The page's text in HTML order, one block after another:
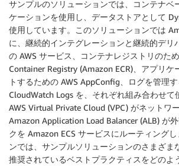
サンプルのソリューションでは、コンテナベ
ケーションを使用し、データストアとして
使用しています。このソリューションでは
に、継続的インテグレーションと継続的デリ
の AWS サービス、コンテナレジストリのた
Container Registry (Amazon ECR)、アプリケ
トするための AWS AppConfig、ログを管理
CloudWatch Logs を、それぞれ組み合わせて
AWS Virtual Private Cloud (VPC) がネットワ
Amazon Application Load Balancer (ALB) が
クを Amazon ECS サービスにルーティング
ンでは、サンプルソリューションのさまざま
推奨されているベストプラクティスをどのよ